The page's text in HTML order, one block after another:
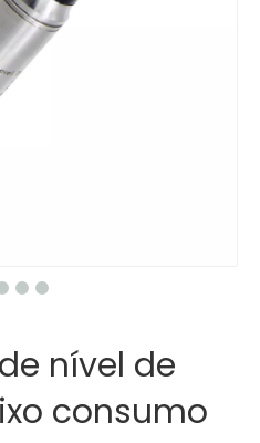
nível de
consumo